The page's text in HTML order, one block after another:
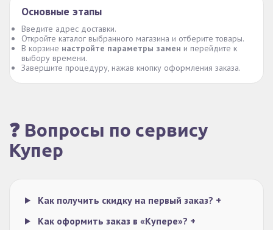
Основные этапы
Введите адрес доставки.
Откройте каталог выбранного магазина и отберите товары.
В корзине настройте параметры замен и перейдите к
выбору времени.
Завершите процедуру, нажав кнопку оформления заказа.
❓ Вопросы по сервису
Купер
Как получить скидку на первый заказ? +
Как оформить заказ в «Купере»? +